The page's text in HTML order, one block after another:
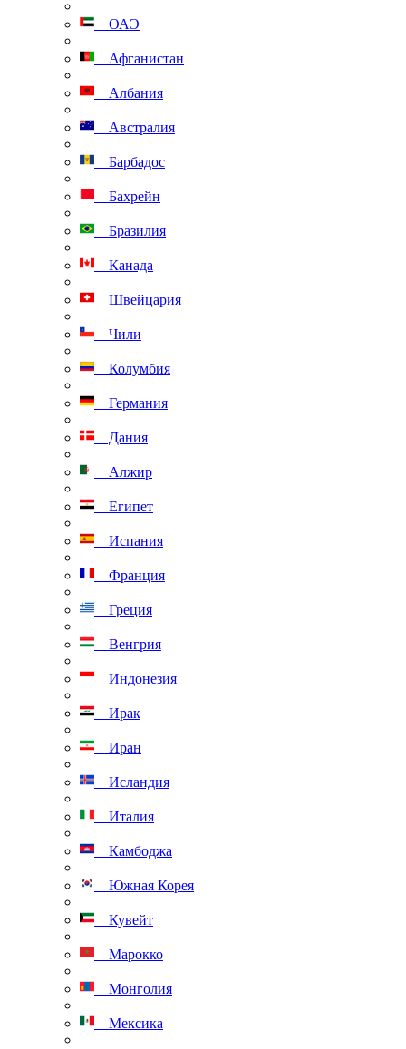
ОАЭ
Афганистан
Албания
Австралия
Барбадос
Бахрейн
Бразилия
Канада
Швейцария
Чили
Колумбия
Германия
Дания
Алжир
Египет
Испания
Франция
Греция
Венгрия
Индонезия
Ирак
Иран
Исландия
Италия
Камбоджа
Южная Корея
Кувейт
Марокко
Монголия
Мексика